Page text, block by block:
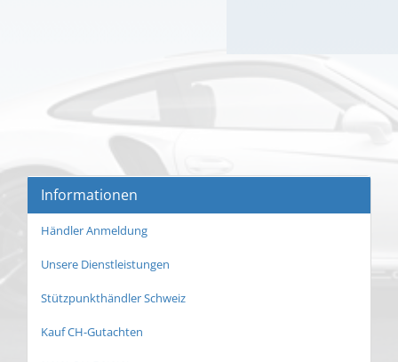
Informationen
Händler Anmeldung
Unsere Dienstleistungen
Stützpunkthändler Schweiz
Kauf CH-Gutachten